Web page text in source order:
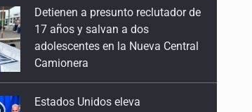
Estados Unidos eleva
recompensas contra líderes del